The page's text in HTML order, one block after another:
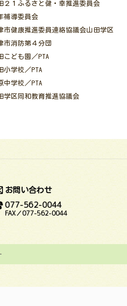
２１ふるさと健・幸推進委員会
補導委員会
市健康推進委員連絡協議会山田学区
市消防第４分団
こども園／PTA
小学校／PTA
中学校／PTA
学区同和教育推進協議会
お問い合わせ
077-562-0044
FAX／077-562-0044